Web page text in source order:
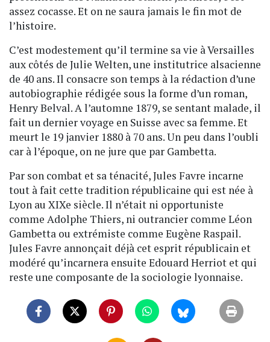
assez cocasse. Et on ne saura jamais le fin mot de
l’histoire.
C’est modestement qu’il termine sa vie à Versailles
aux côtés de Julie Welten, une institutrice alsacienne
de 40 ans. Il consacre son temps à la rédaction d’une
autobiographie rédigée sous la forme d’un roman,
Henry Belval. A l’automne 1879, se sentant malade, il
fait un dernier voyage en Suisse avec sa femme. Et
meurt le 19 janvier 1880 à 70 ans. Un peu dans l’oubli
car à l’époque, on ne jure que par Gambetta.
Par son combat et sa ténacité, Jules Favre incarne
tout à fait cette tradition républicaine qui est née à
Lyon au XIXe siècle. Il n’était ni opportuniste
comme Adolphe Thiers, ni outrancier comme Léon
Gambetta ou extrémiste comme Eugène Raspail.
Jules Favre annonçait déjà cet esprit républicain et
modéré qu’incarnera ensuite Edouard Herriot et qui
reste une composante de la sociologie lyonnaise.